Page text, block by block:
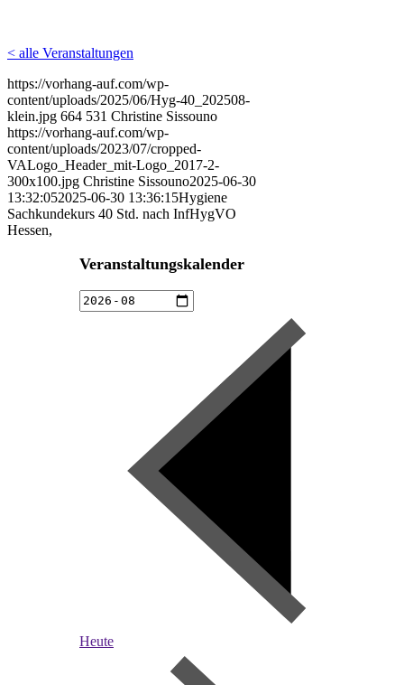
< alle Veranstaltungen
https://vorhang-auf.com/wp-
content/uploads/2025/06/Hyg-40_202508-
klein.jpg 664 531 Christine Sissouno
https://vorhang-auf.com/wp-
content/uploads/2023/07/cropped-
VALogo_Header_mit-Logo_2017-2-
300x100.jpg Christine Sissouno2025-06-30
13:32:052025-06-30 13:36:15Hygiene
Sachkundekurs 40 Std. nach InfHygVO
Hessen,
Veranstaltungskalender
Heute